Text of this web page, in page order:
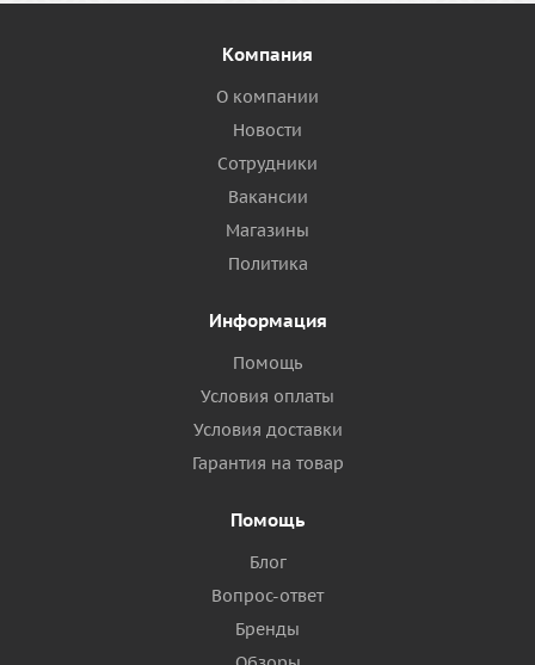
Компания
О компании
Новости
Сотрудники
Вакансии
Магазины
Политика
Информация
Помощь
Условия оплаты
Условия доставки
Гарантия на товар
Помощь
Блог
Вопрос-ответ
Бренды